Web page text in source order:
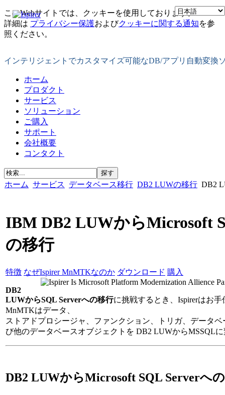
このWebサイトでは、クッキーを使用しております。
詳細は プライバシー保護およびクッキーに関する通知を参
照ください。
インテリジェントでカスタマイズ可能なDB/アプリ自動変換
ホーム
プロダクト
サービス
ソリューション
ご購入
サポート
会社概要
コンタクト
ホーム サービス データベース移行 DB2 LUWの移行 DB2
IBM DB2 LUWからMicrosoft
の移行
特徴 なぜIspirer MnMTKなのか ダウンロード 購入
DB2
LUWからSQL Serverへの移行に挑戦するとき、Ispirerはお手
MnMTKはデータ、
ストアドプロシージャ、ファンクション、トリガ、データ
び他のデータベースオブジェクトを DB2 LUWからMSSQL
DB2 LUWからMicrosoft SQL Serverへ